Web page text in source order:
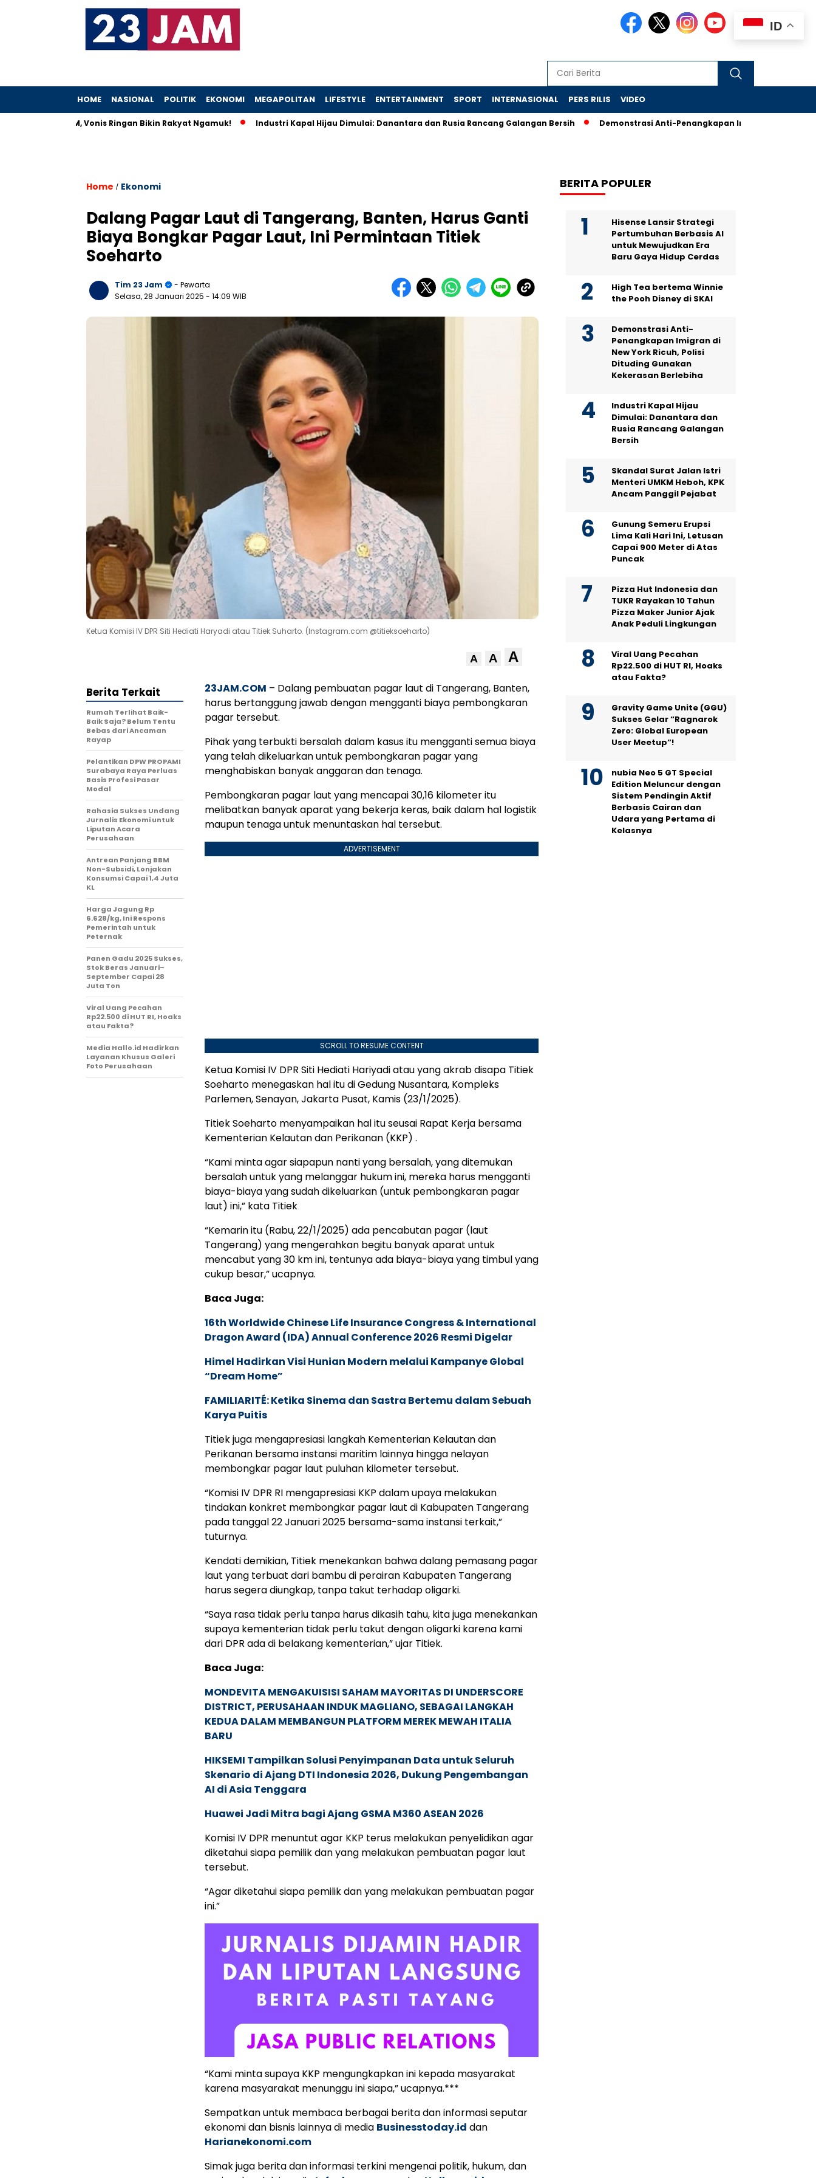
HOME NASIONAL POLITIK EKONOMI MEGAPOLITAN LIFESTYLE ENTERTAINMENT SPORT INTERNASIONAL PERS RILIS VIDEO
Rp5,2 M, Vonis Ringan Bikin Rakyat Ngamuk! Industri Kapal Hijau Dimulai: Danantara dan Rusia Rancang Galangan Bersih Demonstrasi Anti-Penangkapan Imigran di New York
Home / Ekonomi
Dalang Pagar Laut di Tangerang, Banten, Harus Ganti
Biaya Bongkar Pagar Laut, Ini Permintaan Titiek
Soeharto
Tim 23 Jam
- Pewarta
Selasa, 28 Januari 2025 - 14:09 WIB
Ketua Komisi IV DPR Siti Hediati Haryadi atau Titiek Suharto. (Instagram.com @titieksoeharto)
A A A
23JAM.COM – Dalang pembuatan pagar laut di Tangerang, Banten,
harus bertanggung jawab dengan mengganti biaya pembongkaran
pagar tersebut.
Pihak yang terbukti bersalah dalam kasus itu mengganti semua biaya
yang telah dikeluarkan untuk pembongkaran pagar yang
menghabiskan banyak anggaran dan tenaga.
Pembongkaran pagar laut yang mencapai 30,16 kilometer itu
melibatkan banyak aparat yang bekerja keras, baik dalam hal logistik
maupun tenaga untuk menuntaskan hal tersebut.
ADVERTISEMENT
SCROLL TO RESUME CONTENT
Ketua Komisi IV DPR Siti Hediati Hariyadi atau yang akrab disapa Titiek
Soeharto menegaskan hal itu di Gedung Nusantara, Kompleks
Parlemen, Senayan, Jakarta Pusat, Kamis (23/1/2025).
Titiek Soeharto menyampaikan hal itu seusai Rapat Kerja bersama
Kementerian Kelautan dan Perikanan (KKP) .
“Kami minta agar siapapun nanti yang bersalah, yang ditemukan
bersalah untuk yang melanggar hukum ini, mereka harus mengganti
biaya-biaya yang sudah dikeluarkan (untuk pembongkaran pagar
laut) ini,” kata Titiek
“Kemarin itu (Rabu, 22/1/2025) ada pencabutan pagar (laut
Tangerang) yang mengerahkan begitu banyak aparat untuk
mencabut yang 30 km ini, tentunya ada biaya-biaya yang timbul yang
cukup besar,” ucapnya.
Baca Juga:
16th Worldwide Chinese Life Insurance Congress & International
Dragon Award (IDA) Annual Conference 2026 Resmi Digelar
Himel Hadirkan Visi Hunian Modern melalui Kampanye Global
“Dream Home”
FAMILIARITÉ: Ketika Sinema dan Sastra Bertemu dalam Sebuah
Karya Puitis
Titiek juga mengapresiasi langkah Kementerian Kelautan dan
Perikanan bersama instansi maritim lainnya hingga nelayan
membongkar pagar laut puluhan kilometer tersebut.
“Komisi IV DPR RI mengapresiasi KKP dalam upaya melakukan
tindakan konkret membongkar pagar laut di Kabupaten Tangerang
pada tanggal 22 Januari 2025 bersama-sama instansi terkait,”
tuturnya.
Kendati demikian, Titiek menekankan bahwa dalang pemasang pagar
laut yang terbuat dari bambu di perairan Kabupaten Tangerang
harus segera diungkap, tanpa takut terhadap oligarki.
“Saya rasa tidak perlu tanpa harus dikasih tahu, kita juga menekankan
supaya kementerian tidak perlu takut dengan oligarki karena kami
dari DPR ada di belakang kementerian,” ujar Titiek.
Baca Juga:
MONDEVITA MENGAKUISISI SAHAM MAYORITAS DI UNDERSCORE
DISTRICT, PERUSAHAAN INDUK MAGLIANO, SEBAGAI LANGKAH
KEDUA DALAM MEMBANGUN PLATFORM MEREK MEWAH ITALIA
BARU
HIKSEMI Tampilkan Solusi Penyimpanan Data untuk Seluruh
Skenario di Ajang DTI Indonesia 2026, Dukung Pengembangan
AI di Asia Tenggara
Huawei Jadi Mitra bagi Ajang GSMA M360 ASEAN 2026
Komisi IV DPR menuntut agar KKP terus melakukan penyelidikan agar
diketahui siapa pemilik dan yang melakukan pembuatan pagar laut
tersebut.
“Agar diketahui siapa pemilik dan yang melakukan pembuatan pagar
ini.”
“Kami minta supaya KKP mengungkapkan ini kepada masyarakat
karena masyarakat menunggu ini siapa,” ucapnya.***
Sempatkan untuk membaca berbagai berita dan informasi seputar
ekonomi dan bisnis lainnya di media Businesstoday.id dan
Harianekonomi.com
Simak juga berita dan informasi terkini mengenai politik, hukum, dan
Berita Terkait
Rumah Terlihat Baik-
Baik Saja? Belum Tentu
Bebas dari Ancaman
Rayap
Pelantikan DPW PROPAMI
Surabaya Raya Perluas
Basis Profesi Pasar
Modal
Rahasia Sukses Undang
Jurnalis Ekonomi untuk
Liputan Acara
Perusahaan
Antrean Panjang BBM
Non-Subsidi, Lonjakan
Konsumsi Capai 1,4 Juta
KL
Harga Jagung Rp
6.628/kg, Ini Respons
Pemerintah untuk
Peternak
Panen Gadu 2025 Sukses,
Stok Beras Januari–
September Capai 28
Juta Ton
Viral Uang Pecahan
Rp22.500 di HUT RI, Hoaks
atau Fakta?
Media Hallo.id Hadirkan
Layanan Khusus Galeri
Foto Perusahaan
BERITA POPULER
Hisense Lansir Strategi
Pertumbuhan Berbasis AI
untuk Mewujudkan Era
Baru Gaya Hidup Cerdas
High Tea bertema Winnie
the Pooh Disney di SKAI
Demonstrasi Anti-
Penangkapan Imigran di
New York Ricuh, Polisi
Dituding Gunakan
Kekerasan Berlebiha
Industri Kapal Hijau
Dimulai: Danantara dan
Rusia Rancang Galangan
Bersih
Skandal Surat Jalan Istri
Menteri UMKM Heboh, KPK
Ancam Panggil Pejabat
Gunung Semeru Erupsi
Lima Kali Hari Ini, Letusan
Capai 900 Meter di Atas
Puncak
Pizza Hut Indonesia dan
TUKR Rayakan 10 Tahun
Pizza Maker Junior Ajak
Anak Peduli Lingkungan
Viral Uang Pecahan
Rp22.500 di HUT RI, Hoaks
atau Fakta?
Gravity Game Unite (GGU)
Sukses Gelar “Ragnarok
Zero: Global European
User Meetup”!
nubia Neo 5 GT Special
Edition Meluncur dengan
Sistem Pendingin Aktif
Berbasis Cairan dan
Udara yang Pertama di
Kelasnya
ID